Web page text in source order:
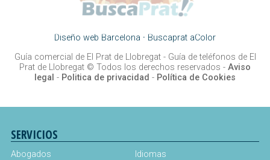
Diseño web Barcelona · Buscaprat aColor
Guía comercial de El Prat de Llobregat - Guía de teléfonos de El
Prat de Llobregat © Todos los derechos reservados - Aviso
legal - Politica de privacidad - Política de Cookies
SERVICIOS
Abogados
Idiomas